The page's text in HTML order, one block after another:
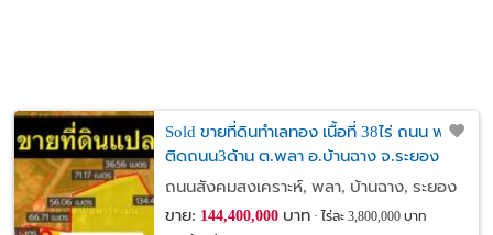
Sold ขายที่ดินทำเลทอง เนื้อที่ 38ไร่ ถนน พลา
ติดถนน3ด้าน ต.พลา อ.บ้านฉาง จ.ระยอง
3.8ล้านต่อไร่
ถนนสังคมสงเคราะห์, พลา, บ้านฉาง, ระยอง
ขาย: 144,400,000บาท ไร่ละ 3,800,000 บาท